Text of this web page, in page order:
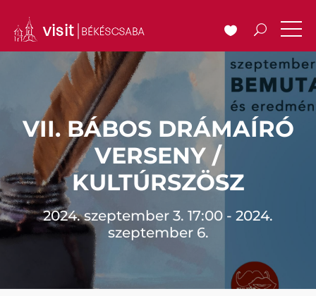
VII. BÁBOS DRÁMAÍRÓ
VERSENY /
KULTÚRSZÖSZ
2024. szeptember 3. 17:00 - 2024.
szeptember 6.